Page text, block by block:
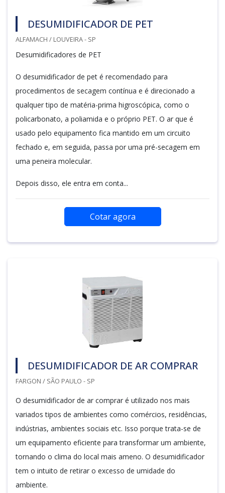
DESUMIDIFICADOR DE PET
ALFAMACH / LOUVEIRA - SP
Desumidificadores de PET
O desumidificador de pet é recomendado para
procedimentos de secagem contínua e é direcionado a
qualquer tipo de matéria-prima higroscópica, como o
policarbonato, a poliamida e o próprio PET. O ar que é
usado pelo equipamento fica mantido em um circuito
fechado e, em seguida, passa por uma pré-secagem em
uma peneira molecular.
Depois disso, ele entra em conta...
Cotar agora
DESUMIDIFICADOR DE AR COMPRAR
FARGON / SÃO PAULO - SP
O desumidificador de ar comprar é utilizado nos mais
variados tipos de ambientes como comércios, residências,
indústrias, ambientes sociais etc. Isso porque trata-se de
um equipamento eficiente para transformar um ambiente,
tornando o clima do local mais ameno. O desumidificador
tem o intuito de retirar o excesso de umidade do
ambiente.